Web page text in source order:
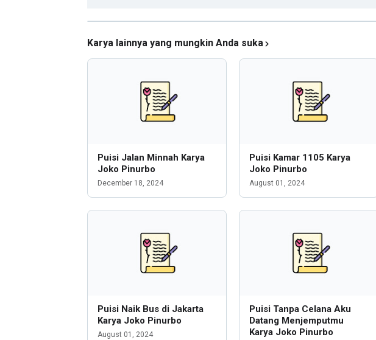
Karya lainnya yang mungkin Anda suka
Puisi Jalan Minnah Karya
Joko Pinurbo
December 18, 2024
Puisi Kamar 1105 Karya
Joko Pinurbo
August 01, 2024
Puisi Naik Bus di Jakarta
Karya Joko Pinurbo
August 01, 2024
Puisi Tanpa Celana Aku
Datang Menjemputmu
Karya Joko Pinurbo